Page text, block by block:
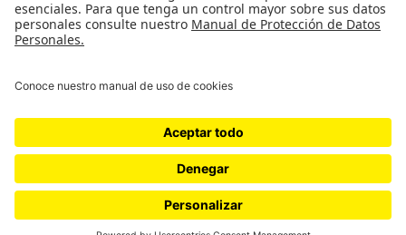
Proyectos 070
¿Quieres escribir en 070?
CONTÁCTANOS